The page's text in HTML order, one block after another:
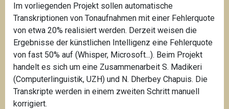
e
n
a
u
e
r
K
a
Im vorliegenden Projekt sollen automatische
Transkriptionen von Tonaufnahmen mit einer Fehlerquote
von etwa 20% realisiert werden. Derzeit weisen die
Ergebnisse der künstlichen Intelligenz eine Fehlerquote
von fast 50% auf (Whisper, Microsoft...). Beim Projekt
handelt es sich um eine Zusammenarbeit S. Madikeri
(Computerlinguistik, UZH) und N. Dherbey Chapuis. Die
Transkripte werden in einem zweiten Schritt manuell
korrigiert.